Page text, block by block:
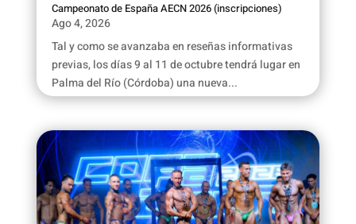
Campeonato de España AECN 2026 (inscripciones)
Ago 4, 2026
Tal y como se avanzaba en reseñas informativas
previas, los días 9 al 11 de octubre tendrá lugar en
Palma del Río (Córdoba) una nueva...